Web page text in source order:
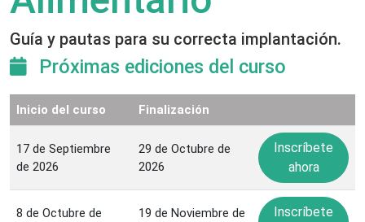
Guía y pautas para su correcta implantación.
Próximas ediciones del curso
Inicio del curso Finalización
17 de Septiembre
de 2026
29 de Octubre de
2026
Inscríbete
ahora
8 de Octubre de
19 de Noviembre de
Inscríbete